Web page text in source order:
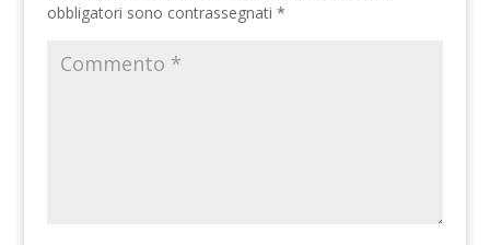
obbligatori sono contrassegnati *